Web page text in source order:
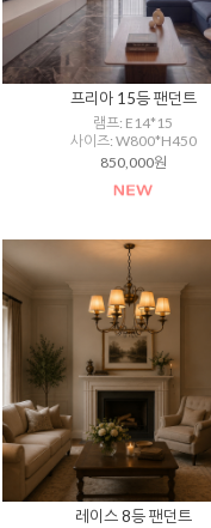
프리아 15등 팬던트
램프: E14*15
사이즈: W800*H450
850,000원
레이스 8등 팬던트